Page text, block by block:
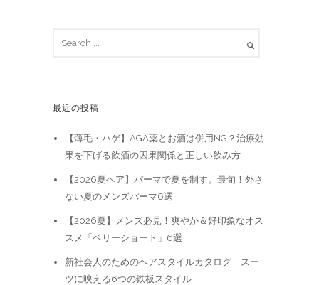
最近の投稿
【薄毛・ハゲ】AGA薬とお酒は併用NG？治療効
果を下げる飲酒の因果関係と正しい飲み方
【2026夏ヘア】パーマで夏を制す。最旬！外さ
ない夏のメンズパーマ6選
【2026夏】メンズ必見！爽やか＆好印象なオス
スメ「ベリーショート」6選
新社会人のためのヘアスタイルカタログ｜スー
ツに映える6つの鉄板スタイル